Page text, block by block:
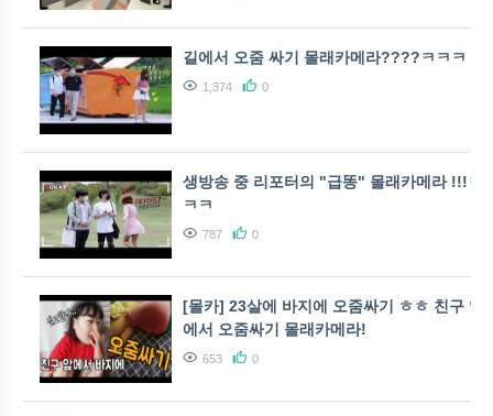
길에서 오줌 싸기 몰래카메라????ㅋㅋㅋ
1,374 0
생방송 중 리포터의 "급똥" 몰래카메라 !!!ㅋ
ㅋㅋ
787 0
[몰카] 23살에 바지에 오줌싸기 ㅎㅎ 친구 앞
에서 오줌싸기 몰래카메라!
653 0